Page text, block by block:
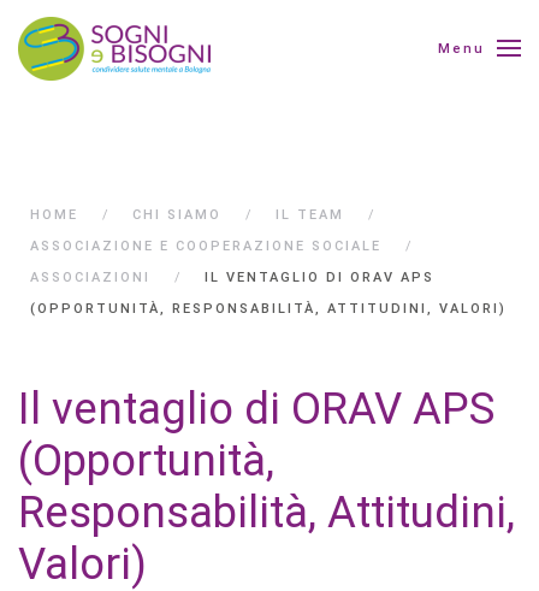
Menu
HOME CHI SIAMO
IL TEAM
ASSOCIAZIONE E COOPERAZIONE SOCIALE
ASSOCIAZIONI
IL VENTAGLIO DI ORAV APS
(OPPORTUNITÀ, RESPONSABILITÀ, ATTITUDINI, VALORI)
Il ventaglio di ORAV APS
(Opportunità,
Responsabilità, Attitudini,
Valori)